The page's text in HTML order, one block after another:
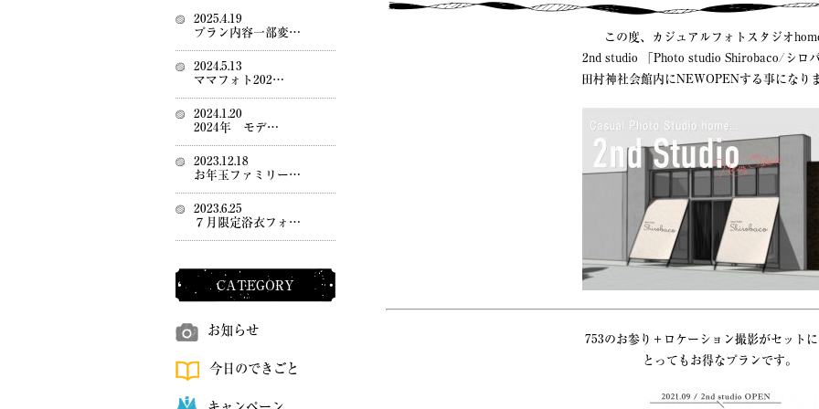
この度、カジュアルフォトスタジオ
2nd studio 「Photo studio Shirobaco/シロ
田村神社会館内にNEWOPENする事になり
753のお参り＋ロケーション撮影がセット
とってもお得なプランです。
2025.4.19
プラン内容一部変…
2024.5.13
ママフォト202…
2024.1.20
2024年 モデ…
2023.12.18
お年玉ファミリー…
2023.6.25
７月限定浴衣フォ…
CATEGORY
お知らせ
今日のできごと